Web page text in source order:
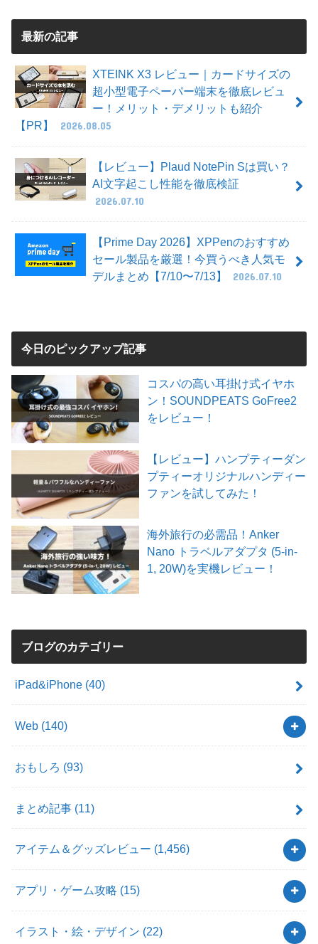
最新の記事
XTEINK X3 レビュー｜カードサイズの
超小型電子ペーパー端末を徹底レビュ
ー！メリット・デメリットも紹介
【PR】
2026.08.05
【レビュー】Plaud NotePin Sは買い？
AI文字起こし性能を徹底検証
2026.07.10
【Prime Day 2026】XPPenのおすすめ
セール製品を厳選！今買うべき人気モ
デルまとめ【7/10〜7/13】
2026.07.10
今日のピックアップ記事
コスパの高い耳掛け式イヤホ
ン！SOUNDPEATS GoFree2
をレビュー！
【レビュー】ハンプティーダン
プティーオリジナルハンディー
ファンを試してみた！
海外旅行の必需品！Anker
Nano トラベルアダプタ (5-in-
1, 20W)を実機レビュー！
ブログのカテゴリー
iPad&iPhone (40)
Web (140)
おもしろ (93)
まとめ記事 (11)
アイテム＆グッズレビュー (1,456)
アプリ・ゲーム攻略 (15)
イラスト・絵・デザイン (22)